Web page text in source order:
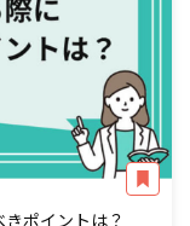
ポイントは？